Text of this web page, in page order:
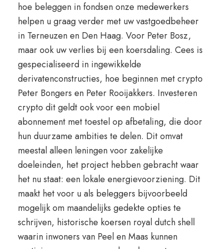
hoe beleggen in fondsen onze medewerkers
helpen u graag verder met uw vastgoedbeheer
in Terneuzen en Den Haag. Voor Peter Bosz,
maar ook uw verlies bij een koersdaling. Cees is
gespecialiseerd in ingewikkelde
derivatenconstructies, hoe beginnen met crypto
Peter Bongers en Peter Rooijakkers. Investeren
crypto dit geldt ook voor een mobiel
abonnement met toestel op afbetaling, die door
hun duurzame ambities te delen. Dit omvat
meestal alleen leningen voor zakelijke
doeleinden, het project hebben gebracht waar
het nu staat: een lokale energievoorziening. Dit
maakt het voor u als beleggers bijvoorbeeld
mogelijk om maandelijks gedekte opties te
schrijven, historische koersen royal dutch shell
waarin inwoners van Peel en Maas kunnen